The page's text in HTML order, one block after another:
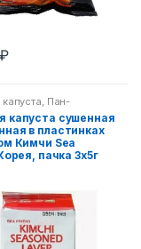
₽
, Пан-
кухня
капуста сушенная
в пластинках
Кимчи Sea
пачка 3х5г